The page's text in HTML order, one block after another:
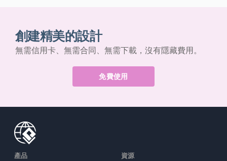
創建精美的設計
無需信用卡、無需合同、無需下載，沒有隱藏費用。
免費使用
產品 資源